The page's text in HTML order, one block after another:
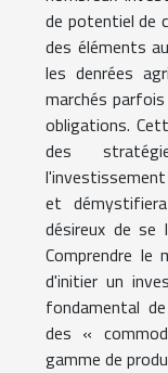
de potentiel de
des éléments
les denrées
marchés
obligations.
des
et
désireux de se
Comprendre le
d'initier un
fondamental
des «
gamme de